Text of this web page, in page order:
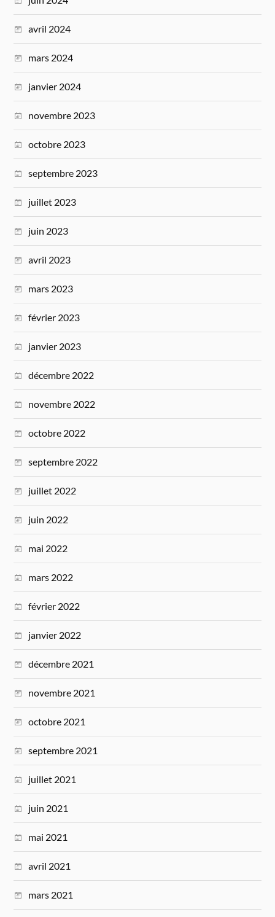
avril 2024
mars 2024
janvier 2024
novembre 2023
octobre 2023
septembre 2023
juillet 2023
juin 2023
avril 2023
mars 2023
février 2023
janvier 2023
décembre 2022
novembre 2022
octobre 2022
septembre 2022
juillet 2022
juin 2022
mai 2022
mars 2022
février 2022
janvier 2022
décembre 2021
novembre 2021
octobre 2021
septembre 2021
juillet 2021
juin 2021
mai 2021
avril 2021
mars 2021